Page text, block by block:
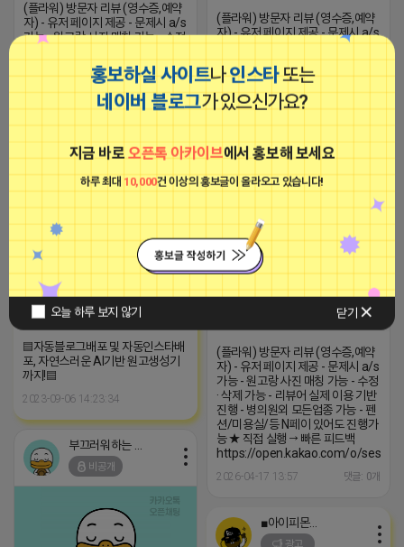
홍보하실 사이트나인스타또는
네이버 블로그가 있으신가요?
지금 바로오픈톡 아카이브에서 홍보해 보세요
하루 최대10,000건 이상의 홍보글이 올라오고 있습니다!
오늘 하루 보지 않기 닫기
(플라워) 방문자 리뷰 (영수증,예약
자) - 유저 페이지 제공 - 문제시 a/s
가능 - 원고랑 사진 매칭 가능 - 수정
진행 - 병의원외 모든업종 가능 - 펜
션/미용실/등 N페이 있어도 진행가
능 ★ 직접 실행 → 빠른 피드백
https://open.kakao.com/o/sesNgbqi
(플라워) 방문자 리뷰 (영수증,예약
자) - 유저 페이지 제공 - 문제시 a/s
가능 - 원고랑 사진 매칭 가능 - 수정
· 삭제 가능 - 리뷰어 실제 이용 기반
진행 - 병의원외 모든업종 가능 - 펜
션/미용실/등 N페이 있어도 진행가
능 ★ 직접 실행 → 빠른 피드백
2026-04-17 15:00 댓글: 0개
■프로그램베이■
▤자동블로그배포 및 자동인스타배
포, 자연스러운 AI기반 원고생성기
까지!▤
2023-09-06 14:23:34
(플라워) 방문자 리뷰 (영수증,예약
자) - 유저 페이지 제공 - 문제시 a/s
가능 - 원고랑 사진 매칭 가능 - 수정
· 삭제 가능 - 리뷰어 실제 이용 기반
진행 - 병의원외 모든업종 가능 - 펜
션/미용실/등 N페이 있어도 진행가
능 ★ 직접 실행 → 빠른 피드백
https://open.kakao.com/o/
2026-04-17 13:57 댓글: 0개
비공개
■아이피몬스터■
광고